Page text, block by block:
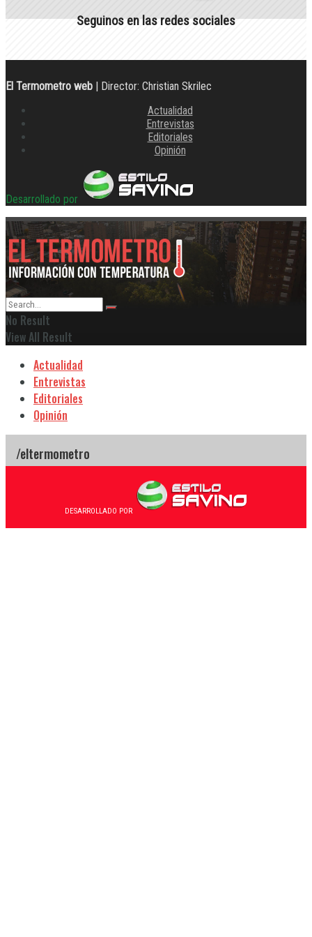
Seguinos en las redes sociales
El Termometro web | Director: Christian Skrilec
Actualidad
Entrevistas
Editoriales
Opinión
Desarrollado por
No Result
View All Result
Actualidad
Entrevistas
Editoriales
Opinión
DESARROLLADO POR